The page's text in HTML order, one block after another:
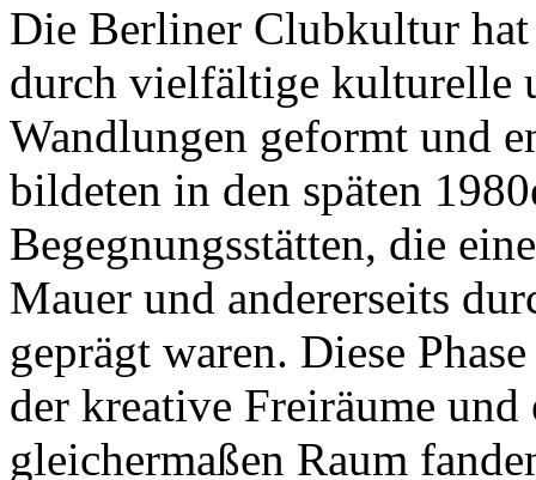
Die Berliner Clubkultur hat
durch vielfältige kulturelle
Wandlungen geformt und
bildeten in den späten
Begegnungsstätten, die
Mauer und andererseits
geprägt waren. Diese
der kreative Freiräume
gleichermaßen Raum